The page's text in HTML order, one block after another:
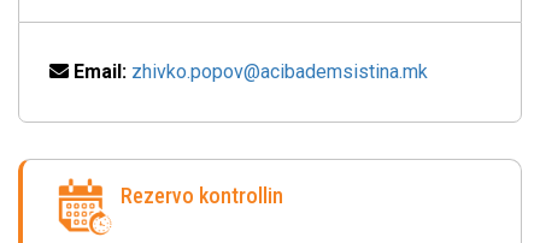
Email: zhivko.popov@acibademsistina.mk
Rezervo kontrollin